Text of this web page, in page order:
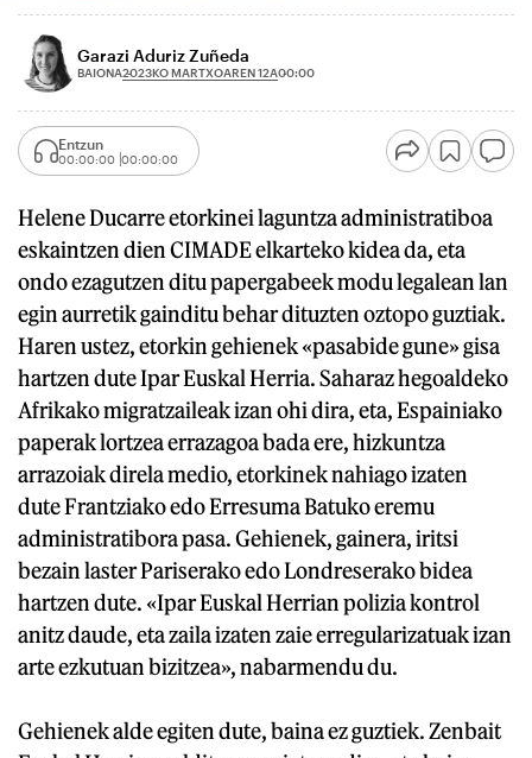
Garazi Aduriz Zuñeda
BAIONA2023KO MARTXOAREN 12A00:00
Entzun
00:00:00 00:00:00
Helene Ducarre etorkinei laguntza administratiboa
eskaintzen dien CIMADE elkarteko kidea da, eta
ondo ezagutzen ditu papergabeek modu legalean lan
egin aurretik gainditu behar dituzten oztopo guztiak.
Haren ustez, etorkin gehienek «pasabide gune» gisa
hartzen dute Ipar Euskal Herria. Saharaz hegoaldeko
Afrikako migratzaileak izan ohi dira, eta, Espainiako
paperak lortzea errazagoa bada ere, hizkuntza
arrazoiak direla medio, etorkinek nahiago izaten
dute Frantziako edo Erresuma Batuko eremu
administratibora pasa. Gehienek, gainera, iritsi
bezain laster Pariserako edo Londreserako bidea
hartzen dute. «Ipar Euskal Herrian polizia kontrol
anitz daude, eta zaila izaten zaie erregularizatuak izan
arte ezkutuan bizitzea», nabarmendu du.
Gehienek alde egiten dute, baina ez guztiek. Zenbait